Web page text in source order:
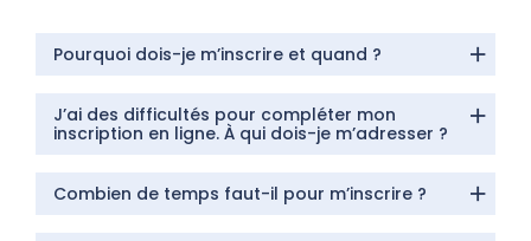
Pourquoi dois-je m’inscrire et quand ?
J’ai des difficultés pour compléter mon
inscription en ligne. À qui dois-je m’adresser ?
Combien de temps faut-il pour m’inscrire ?